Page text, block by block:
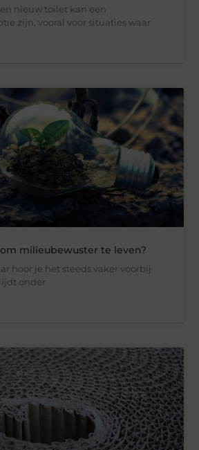
nieuw toilet kan een
zijn, vooral voor situaties waar
milieubewuster te leven?
hoor je het steeds vaker voorbij
onder